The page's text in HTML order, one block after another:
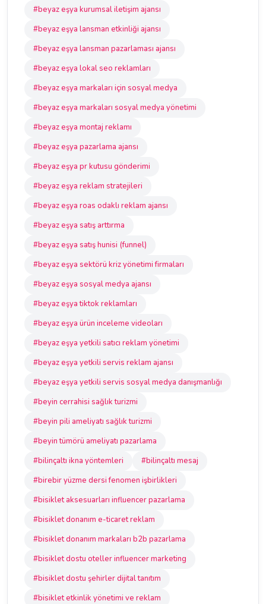
#beyaz eşya kurumsal iletişim ajansı
#beyaz eşya lansman etkinliği ajansı
#beyaz eşya lansman pazarlaması ajansı
#beyaz eşya lokal seo reklamları
#beyaz eşya markaları için sosyal medya
#beyaz eşya markaları sosyal medya yönetimi
#beyaz eşya montaj reklamı
#beyaz eşya pazarlama ajansı
#beyaz eşya pr kutusu gönderimi
#beyaz eşya reklam stratejileri
#beyaz eşya roas odaklı reklam ajansı
#beyaz eşya satış arttırma
#beyaz eşya satış hunisi (funnel)
#beyaz eşya sektörü kriz yönetimi firmaları
#beyaz eşya sosyal medya ajansı
#beyaz eşya tiktok reklamları
#beyaz eşya ürün inceleme videoları
#beyaz eşya yetkili satıcı reklam yönetimi
#beyaz eşya yetkili servis reklam ajansı
#beyaz eşya yetkili servis sosyal medya danışmanlığı
#beyin cerrahisi sağlık turizmi
#beyin pili ameliyatı sağlık turizmi
#beyin tümörü ameliyatı pazarlama
#bilinçaltı ikna yöntemleri
#bilinçaltı mesaj
#birebir yüzme dersi fenomen işbirlikleri
#bisiklet aksesuarları influencer pazarlama
#bisiklet donanım e-ticaret reklam
#bisiklet donanım markaları b2b pazarlama
#bisiklet dostu oteller influencer marketing
#bisiklet dostu şehirler dijital tanıtım
#bisiklet etkinlik yönetimi ve reklam